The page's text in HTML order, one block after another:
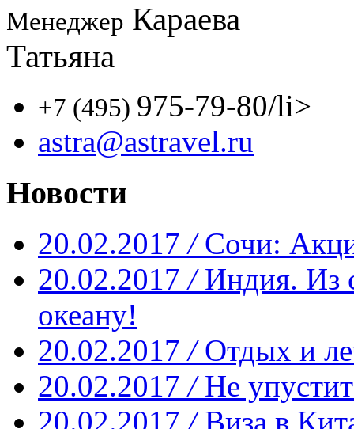
Менеджер Караева
Татьяна
+7 (495) 975-79-80/li>
astra@astravel.ru
Новости
20.02.2017 / Сочи:
20.02.2017 / Индия. Из
океану!
20.02.2017 / Отдых и
20.02.2017 / Не
20.02.2017 / Виза в